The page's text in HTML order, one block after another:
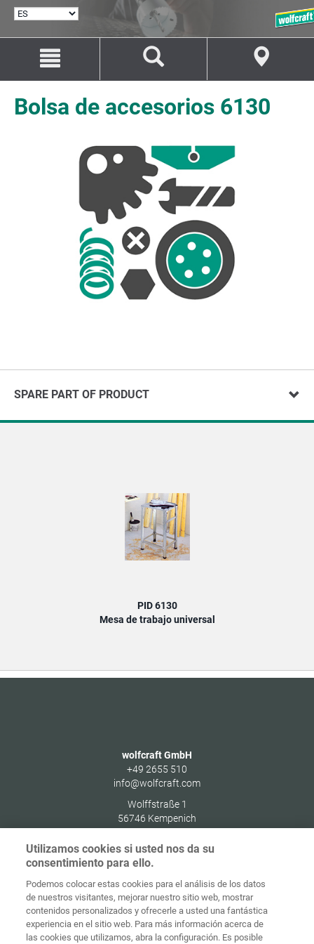
SELECCIONAR
contenido
la
navegación
Bolsa de accesorios 6130
SPARE PART OF PRODUCT
PID 6130
Mesa de trabajo universal
wolfcraft GmbH
+49 2655 510
info@wolfcraft.com
Wolffstraße 1
56746 Kempenich
Inicio Contacto Aviso legal
Protección de
datos
Utilizamos cookies si usted nos da su
consentimiento para ello.
Podemos colocar estas cookies para el análisis de los datos
de nuestros visitantes, mejorar nuestro sitio web, mostrar
contenidos personalizados y ofrecerle a usted una fantástica
experiencia en el sitio web. Para más información acerca de
las cookies que utilizamos, abra la configuración. Es posible